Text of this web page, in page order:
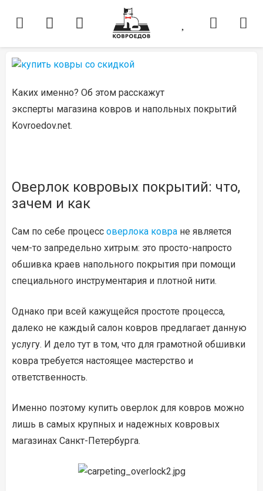
Каких именно? Об этом расскажут
эксперты магазина ковров и напольных покрытий
Kovroedov.net.
Оверлок ковровых покрытий: что,
зачем и как
Сам по себе процесс оверлока ковра не является
чем-то запредельно хитрым: это просто-напросто
обшивка краев напольного покрытия при помощи
специального инструментария и плотной нити.
Однако при всей кажущейся простоте процесса,
далеко не каждый салон ковров предлагает данную
услугу. И дело тут в том, что для грамотной обшивки
ковра требуется настоящее мастерство и
ответственность.
Именно поэтому купить оверлок для ковров можно
лишь в самых крупных и надежных ковровых
магазинах Санкт-Петербурга.